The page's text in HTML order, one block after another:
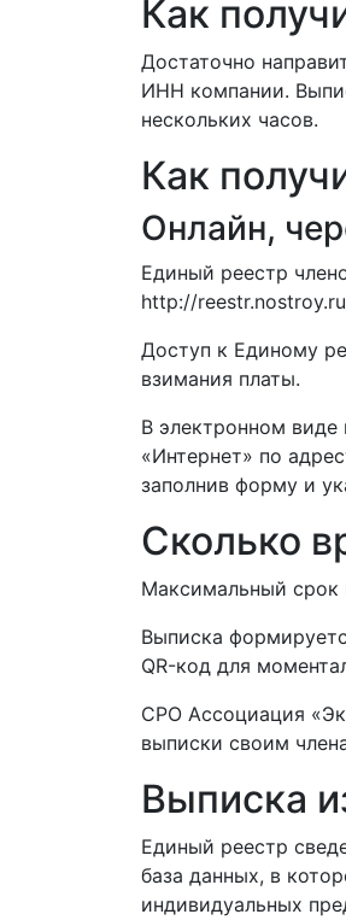
Как
Достаточно
ИНН компании.
нескольких часов.
Как
Онлайн,
Единый реестр
http://
Доступ к Единому
взимания платы.
В электронном
«Интернет» по
заполнив форму и
Сколько
Максимальный срок
Выписка
QR-код для
СРО Ассоциация
выписки своим
Выписка
Единый реестр
база данных, в
индивидуальных